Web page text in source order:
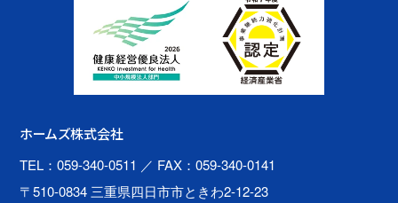
ホームズ株式会社
TEL：059-340-0511 ／ FAX：059-340-0141
〒510-0834 三重県四日市市ときわ2-12-23